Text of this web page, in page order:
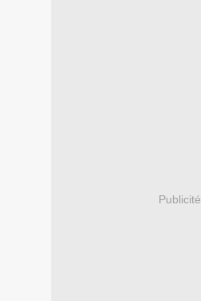
Publicité